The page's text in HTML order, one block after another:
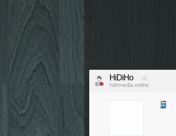
HiDiHo
hdhmedia.online